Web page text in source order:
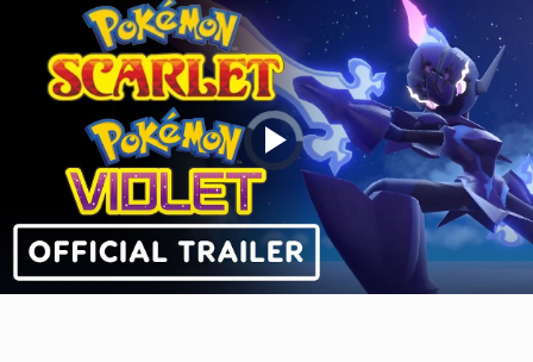
Video
Player
loading.Play
Video